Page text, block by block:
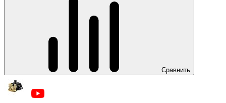
Сравнить